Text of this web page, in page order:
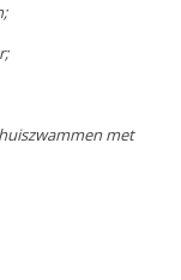
met